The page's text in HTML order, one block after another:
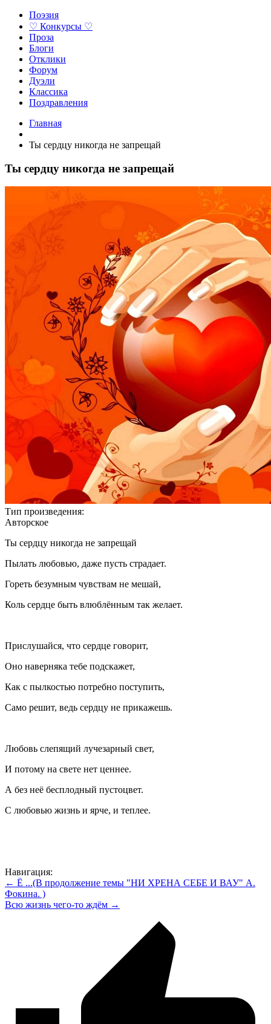
Поэзия
♡ Конкурсы ♡
Проза
Блоги
Отклики
Форум
Дуэли
Классика
Поздравления
Главная
Ты сердцу никогда не запрещай
Ты сердцу никогда не запрещай
Тип произведения:
Авторское
Ты сердцу никогда не запрещай
Пылать любовью, даже пусть страдает.
Гореть безумным чувствам не мешай,
Коль сердце быть влюблённым так желает.
Прислушайся, что сердце говорит,
Оно наверняка тебе подскажет,
Как с пылкостью потребно поступить,
Само решит, ведь сердцу не прикажешь.
Любовь слепящий лучезарный свет,
И потому на свете нет ценнее.
А без неё бесплодный пустоцвет.
С любовью жизнь и ярче, и теплее.
Навигация:
← Ё ...(В продолжение темы "НИ ХРЕНА СЕБЕ И ВАУ" А.
Фокина. )
Всю жизнь чего-то ждём →